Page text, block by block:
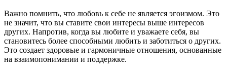
Важно помнить, что любовь к себе не является эгоизмом. Это
не значит, что вы ставите свои интересы выше интересов
других. Напротив, когда вы любите и уважаете себя, вы
становитесь более способными любить и заботиться о других.
Это создает здоровые и гармоничные отношения, основанные
на взаимопонимании и поддержке.